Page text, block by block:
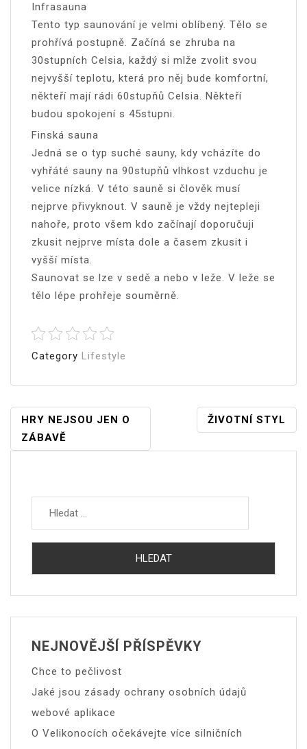
Infrasauna
Tento typ saunování je velmi oblíbený. Tělo se
prohřívá postupně. Začíná se zhruba na
30stupních Celsia, každý si mlže zvolit svou
nejvyšší teplotu, která pro něj bude komfortní,
někteří mají rádi 60stupňů Celsia. Někteří
budou spokojení s 45stupni.
Finská sauna
Jedná se o typ suché sauny, kdy vcházíte do
vyhřáté sauny na 90stupňů vlhkost vzduchu je
velice nízká. V této sauně si člověk musí
nejprve přivyknout. V sauně je vždy nejtepleji
nahoře, proto všem kdo začínají doporučuji
zkusit nejprve místa dole a časem zkusit i
vyšší místa.
Saunovat se lze v sedě a nebo v leže. V leže se
tělo lépe prohřeje souměrně.
Category Lifestyle
Navigace
Pro
HRY NEJSOU JEN O
ZÁBAVĚ
ŽIVOTNÍ STYL
NEJNOVĚJŠÍ PŘÍSPĚVKY
Chce to pečlivost
Jaké jsou zásady ochrany osobních údajů
webové aplikace
O Velikonocích očekávejte více silničních